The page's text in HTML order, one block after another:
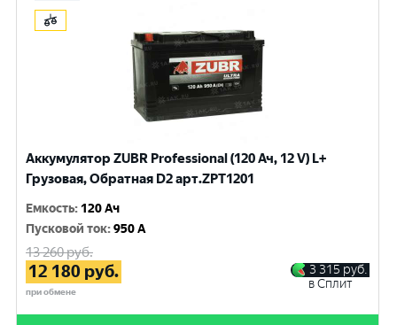
Аккумулятор ZUBR Professional (120 Ач, 12 V) L+
Грузовая, Обратная D2 арт.ZPT1201
Емкость: 120 Ач
Пусковой ток:950 A
13 260руб.
12 180 руб.
при обмене
3 315 руб.
в Сплит